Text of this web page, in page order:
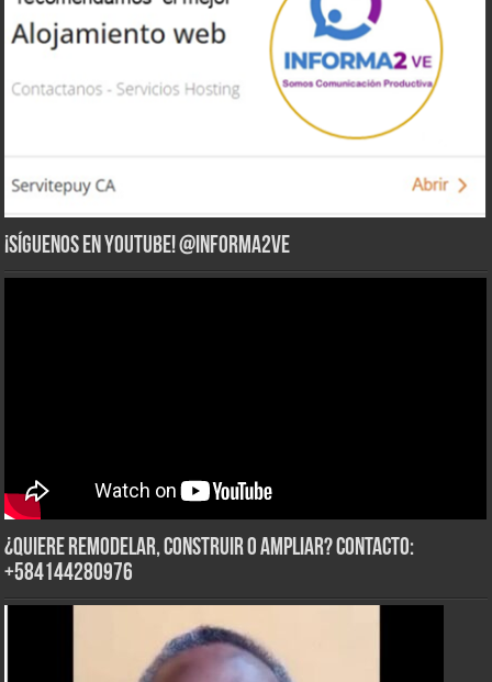
¡Síguenos en YouTube! @informa2ve
¿Quiere Remodelar, Construir o Ampliar? Contacto:
+584144280976